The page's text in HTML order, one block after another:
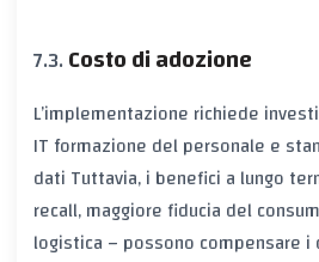
Costo di adozione
L’implementazione richiede
IT formazione del personale e
dati Tuttavia, i benefici a lungo
recall, maggiore fiducia del
logistica – possono compensare